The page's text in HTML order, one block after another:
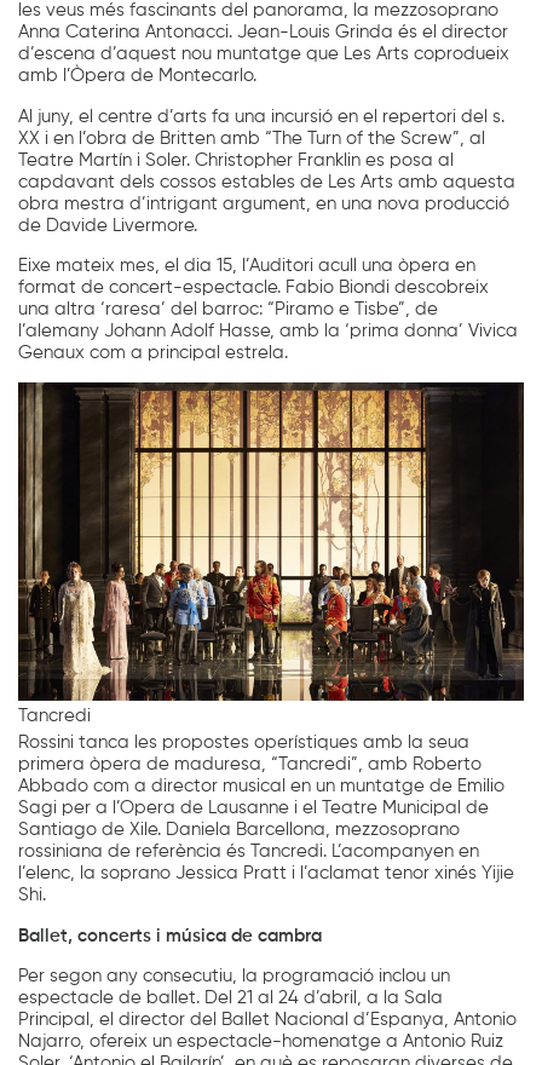
les veus més fascinants del panorama, la mezzosoprano
Anna Caterina Antonacci. Jean-Louis Grinda és el director
d’escena d’aquest nou muntatge que Les Arts coprodueix
amb l’Òpera de Montecarlo.
Al juny, el centre d’arts fa una incursió en el repertori del s.
XX i en l’obra de Britten amb “The Turn of the Screw”, al
Teatre Martín i Soler. Christopher Franklin es posa al
capdavant dels cossos estables de Les Arts amb aquesta
obra mestra d’intrigant argument, en una nova producció
de Davide Livermore.
Eixe mateix mes, el dia 15, l’Auditori acull una òpera en
format de concert-espectacle. Fabio Biondi descobreix
una altra ‘raresa’ del barroc: “Piramo e Tisbe”, de
l’alemany Johann Adolf Hasse, amb la ‘prima donna’ Vivica
Genaux com a principal estrela.
Tancredi
Rossini tanca les propostes operístiques amb la seua
primera òpera de maduresa, “Tancredi”, amb Roberto
Abbado com a director musical en un muntatge de Emilio
Sagi per a l’Opera de Lausanne i el Teatre Municipal de
Santiago de Xile. Daniela Barcellona, mezzosoprano
rossiniana de referència és Tancredi. L’acompanyen en
l’elenc, la soprano Jessica Pratt i l’aclamat tenor xinés Yijie
Shi.
Ballet, concerts i música de cambra
Per segon any consecutiu, la programació inclou un
espectacle de ballet. Del 21 al 24 d’abril, a la Sala
Principal, el director del Ballet Nacional d’Espanya, Antonio
Najarro, ofereix un espectacle-homenatge a Antonio Ruiz